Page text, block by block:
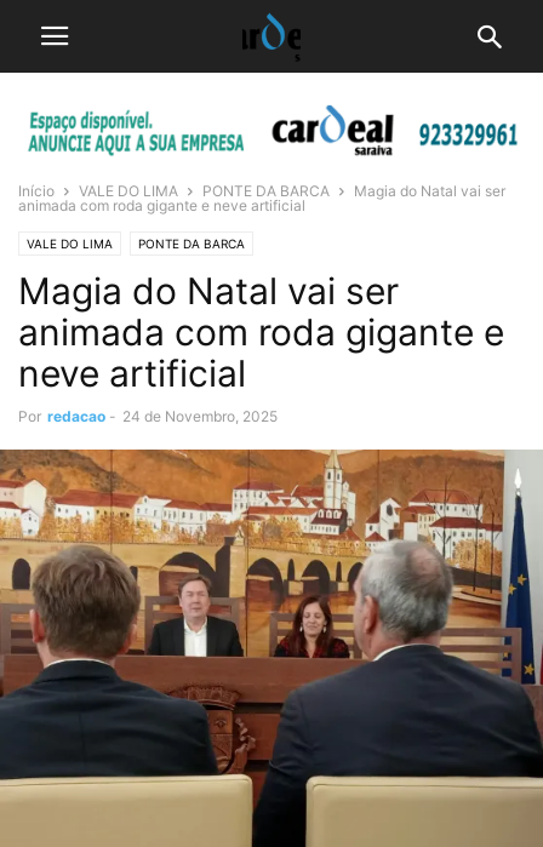
Início VALE DO LIMA PONTE DA BARCA
Magia do Natal vai ser
animada com roda gigante e neve artificial
VALE DO LIMA PONTE DA BARCA
Magia do Natal vai ser
animada com roda gigante e
neve artificial
Por redacao - 24 de Novembro, 2025